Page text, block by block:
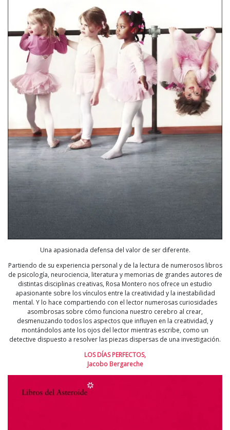
Una apasionada defensa del valor de ser diferente.
Partiendo de su experiencia personal y de la lectura de numerosos libros
de psicología, neurociencia, literatura y memorias de grandes autores de
distintas disciplinas creativas, Rosa Montero nos ofrece un estudio
apasionante sobre los vínculos entre la creatividad y la inestabilidad
mental. Y lo hace compartiendo con el lector numerosas curiosidades
asombrosas sobre cómo funciona nuestro cerebro al crear,
desmenuzando todos los aspectos que influyen en la creatividad, y
montándolos ante los ojos del lector mientras escribe, como un
detective dispuesto a resolver las piezas dispersas de una investigación.
LOS DÍAS PERFECTOS,
Jacobo Bergareche